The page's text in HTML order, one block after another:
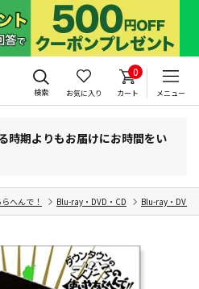
検索 お気に入り
0
カート メニュー
時期よりもお届けにお時間をい
へんで！ Blu-ray・DVD・CD Blu-ray・DVD